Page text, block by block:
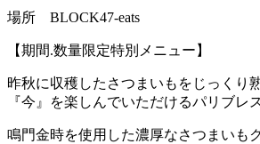
場所 BLOCK47-eats
【期間.数量限定特別メニュー】
昨秋に収穫したさつまいもをじっくり
『今』を楽しんでいただけるパリブレ
鳴門金時を使用した濃厚なさつまいも